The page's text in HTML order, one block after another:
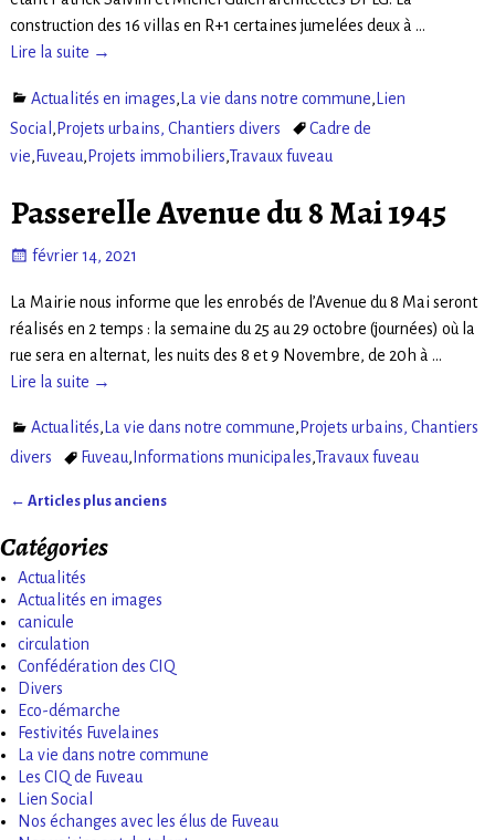
construction des 16 villas en R+1 certaines jumelées deux à …
Lire la suite →
Actualités en images, La vie dans notre commune, Lien
Social , Projets urbains, Chantiers divers
Cadre de
vie, Fuveau, Projets immobiliers,Travaux fuveau
Passerelle Avenue du 8 Mai 1945
février 14, 2021
La Mairie nous informe que les enrobés de l’Avenue du 8 Mai seront
réalisés en 2 temps : la semaine du 25 au 29 octobre (journées) où la
rue sera en alternat, les nuits des 8 et 9 Novembre, de 20h à …
Lire la suite →
Actualités, La vie dans notre commune, Projets urbains, Chantiers
divers
Fuveau, Informations municipales,Travaux fuveau
← Articles plus anciens
Catégories
Actualités
Actualités en images
canicule
circulation
Confédération des CIQ
Divers
Eco-démarche
Festivités Fuvelaines
La vie dans notre commune
Les CIQ de Fuveau
Lien Social
Nos échanges avec les élus de Fuveau